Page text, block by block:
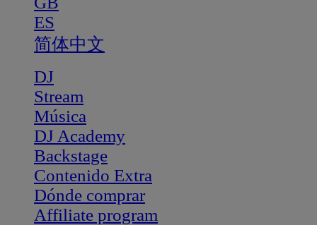
ES
简体中文
DJ
Stream
Música
DJ Academy
Backstage
Contenido Extra
Dónde comprar
Affiliate program